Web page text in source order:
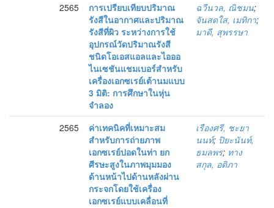
2565
การเปรียบเทียบปริมาณ
รังสีในอากาศและปริมาณ
รังสีที่ผิว ระหว่างการใช้
อุปกรณ์วัดปริมาณรังสี
ชนิดโอเอสแอลและไอออ
ไนเซชันแชมเบอร์สำหรับ
เครื่องเอกซเรย์เต้านมแบบ
3 มิติ: การศึกษาในหุ่น
จำลอง
ฉวีนวล, ณิชมน;
จันสดใส, เมทิกา;
มาดี, สุพรรษา
2565
ค่าเทคนิคที่เหมาะสม
สำหรับการถ่ายภาพ
เอกซเรย์ปอดในท่า ยก
ศีรษะสูงในภาพมุมมอง
ด้านหน้าไปด้านหลังผ่าน
กระจกโดยใช้เครื่อง
เอกซเรย์แบบเคลื่อนที่
เรืองศรี, ชะยา
นนท์; ปิยะนันท์,
ธมลพร; ทาง
สกุล, อติภา